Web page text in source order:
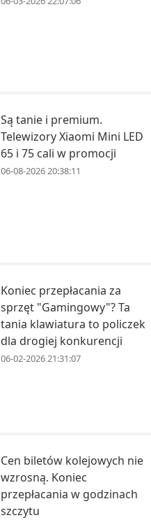
Są tanie i premium.
Telewizory Xiaomi Mini LED
65 i 75 cali w promocji
06-08-2026 20:38:11
Koniec przepłacania za
sprzęt "Gamingowy"? Ta
tania klawiatura to policzek
dla drogiej konkurencji
06-02-2026 21:31:07
Cen biletów kolejowych nie
wzrosną. Koniec
przepłacania w godzinach
szczytu